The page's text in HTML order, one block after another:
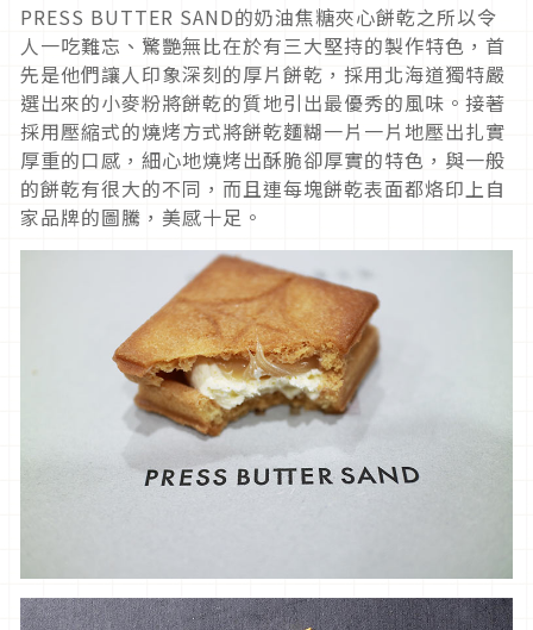
PRESS BUTTER SAND的奶油焦糖夾心餅乾之所以令
人一吃難忘、驚艷無比在於有三大堅持的製作特色，首
先是他們讓人印象深刻的厚片餅乾，採用北海道獨特嚴
選出來的小麥粉將餅乾的質地引出最優秀的風味。接著
採用壓縮式的燒烤方式將餅乾麵糊一片一片地壓出扎實
厚重的口感，細心地燒烤出酥脆卻厚實的特色，與一般
的餅乾有很大的不同，而且連每塊餅乾表面都烙印上自
家品牌的圖騰，美感十足。